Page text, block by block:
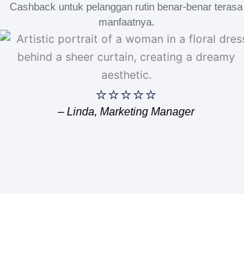
Cashback untuk pelanggan rutin benar-benar terasa
manfaatnya.
⭐⭐⭐⭐⭐
– Linda, Marketing Manager